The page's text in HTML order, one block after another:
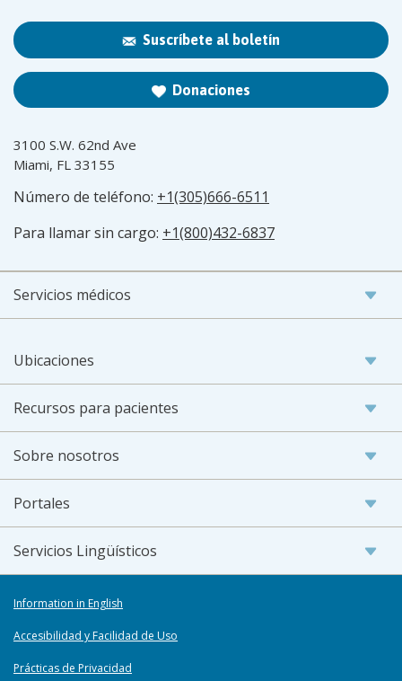
Suscríbete al boletín
Donaciones
3100 S.W. 62nd Ave
Miami, FL 33155
Número de teléfono: +1(305)666-6511
Para llamar sin cargo: +1(800)432-6837
Servicios médicos
Ubicaciones
Recursos para pacientes
Sobre nosotros
Portales
Servicios Lingüísticos
Information in English
Accesibilidad y Facilidad de Uso
Prácticas de Privacidad